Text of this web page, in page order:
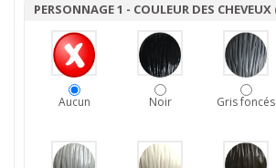
PERSONNAGE 1 - COULEUR DES
Aucun Noir Gris foncés